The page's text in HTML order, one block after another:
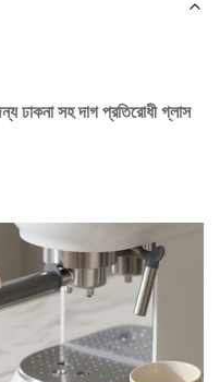
ঢাকনা সহ দাগ প্রতিরোধী গ্লাস